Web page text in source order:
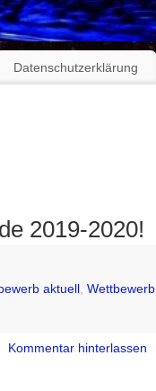
Datenschutzerklärung
2019-2020!
aktuell , Wettbewerb
Kommentar hinterlassen